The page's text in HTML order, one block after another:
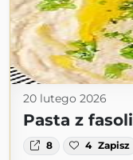
20 lutego 2026
Pasta z fasoli
8 4 Zapisz